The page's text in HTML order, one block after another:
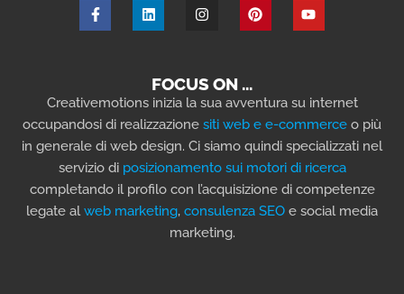
FOCUS ON …
Creativemotions inizia la sua avventura su internet
occupandosi di realizzazione siti web e e-commerce o più
in generale di web design. Ci siamo quindi specializzati nel
servizio di posizionamento sui motori di ricerca
completando il profilo con l’acquisizione di competenze
legate alweb marketing, consulenza SEO e social media
marketing.